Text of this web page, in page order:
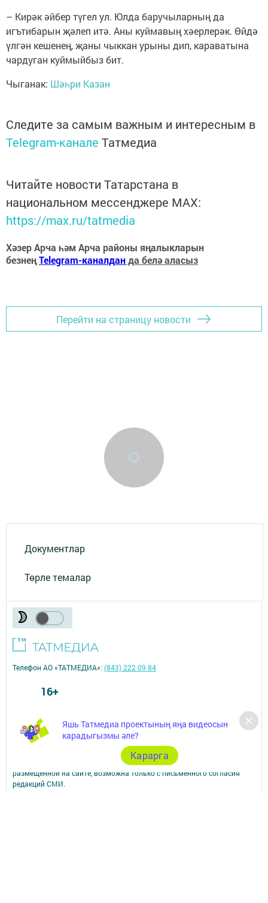
– Кирәк әйбер түгел ул. Юлда баручыларның да
игътибарын җәлеп итә. Аны куймавың хәерлерәк. Өйдә
үлгән кешенең, җаны чыккан урыны дип, караватына
чардуган куймыйбыз бит.
Чыганак: Шәһри Казан
Следите за самым важным и интересным в
Telegram-канале Татмедиа
Читайте новости Татарстана в
национальном мессенджере MАХ:
https://max.ru/tatmedia
Хәзер Арча һәм Арча районы яңалыкларын
безнеңTelegram-каналданда белә аласыз
Перейти на страницу новости
Документлар
Төрле темалар
Яшь Татмедиа проектының яңа видеосын
карадыгызмы әле?
Карарга
© 2011 - 2026. Арча хәбәрләре (Арский вестник). Все права защищены.
© ТАТМЕДИА. Все материалы, размещенные на сайте, защищены
законом.
Перепечатка, воспроизведение и распространение в любом объеме
размещенной на сайте, возможна только с письменного согласия
редакций СМИ.
Телефон АО «ТАТМЕДИА»:(843) 222 09 84
16+